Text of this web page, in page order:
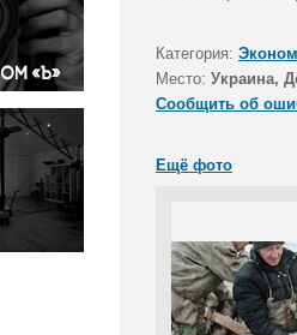
Категория:
Место: Украина,
Сообщить об
Ещё фото